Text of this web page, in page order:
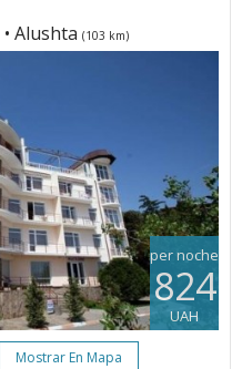
• Alushta (103 km)
per noche
824
UAH
Mostrar En Mapa